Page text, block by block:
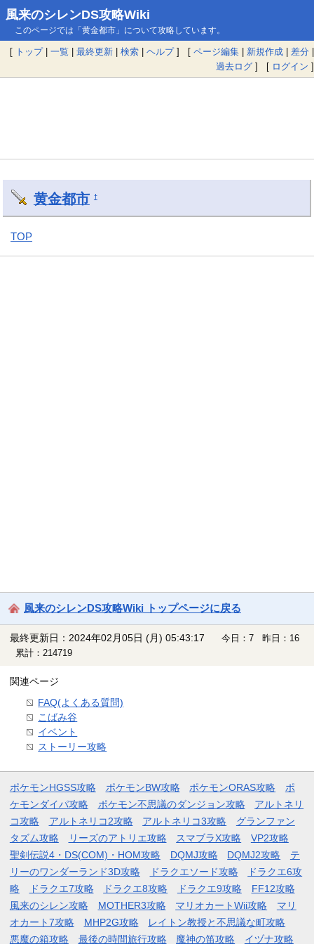
風来のシレンDS攻略Wiki
このページでは「黄金都市」について攻略しています。
[ トップ| 一覧 | 最終更新 | 検索 | ヘルプ] [ ページ編集 | 新規作成 | 差分 |
過去ログ ] [ ログイン ]
黄金都市 †
TOP
風来のシレンDS攻略Wiki トップページに戻る
最終更新日：2024年02月05日 (月) 05:43:17
今日：7 昨日：16
累計：214719
関連ページ
FAQ(よくある質問)
こばみ谷
イベント
ストーリー攻略
ポケモンHGSS攻略 ポケモンBW攻略 ポケモンORAS攻略
ポ
ケモンダイパ攻略
ポケモン不思議のダンジョン攻略
アルトネリ
コ攻略
アルトネリコ2攻略 アルトネリコ3攻略
グランファン
タズム攻略
リーズのアトリエ攻略 スマブラX攻略
VP2攻略
聖剣伝説4・DS(COM)・HOM攻略
DQMJ攻略 DQMJ2攻略
テ
リーのワンダーランド3D攻略
ドラクエソード攻略
ドラクエ6攻
略
ドラクエ7攻略 ドラクエ8攻略 ドラクエ9攻略
FF12攻略
風来のシレン攻略
MOTHER3攻略 マリオカートWii攻略
マリ
オカート7攻略
MHP2G攻略
レイトン教授と不思議な町攻略
悪魔の箱攻略
最後の時間旅行攻略 魔神の笛攻略 イヅナ攻略